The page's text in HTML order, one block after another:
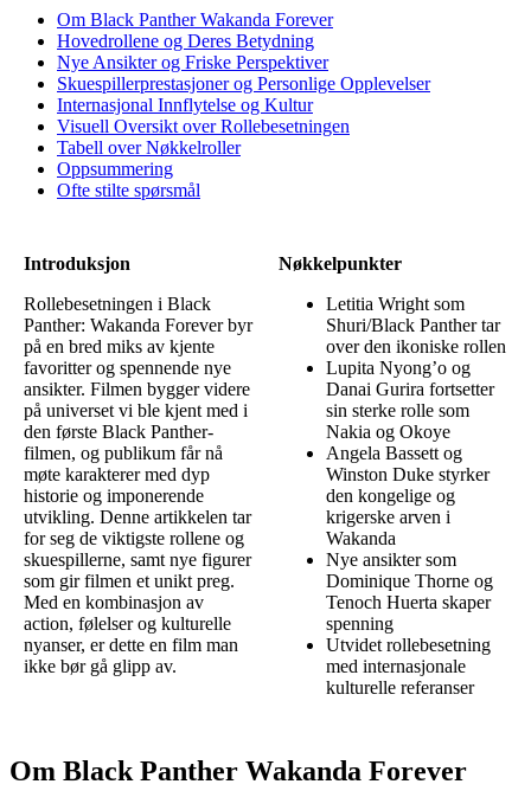
Om Black Panther Wakanda Forever
Hovedrollene og Deres Betydning
Nye Ansikter og Friske Perspektiver
Skuespillerprestasjoner og Personlige Opplevelser
Internasjonal Innflytelse og Kultur
Visuell Oversikt over Rollebesetningen
Tabell over Nøkkelroller
Oppsummering
Ofte stilte spørsmål
Introduksjon
Rollebesetningen i Black
Panther: Wakanda Forever byr
på en bred miks av kjente
favoritter og spennende nye
ansikter. Filmen bygger videre
på universet vi ble kjent med i
den første Black Panther-
filmen, og publikum får nå
møte karakterer med dyp
historie og imponerende
utvikling. Denne artikkelen tar
for seg de viktigste rollene og
skuespillerne, samt nye figurer
som gir filmen et unikt preg.
Med en kombinasjon av
action, følelser og kulturelle
nyanser, er dette en film man
ikke bør gå glipp av.
Nøkkelpunkter
Letitia Wright som
Shuri/Black Panther tar
over den ikoniske rollen
Lupita Nyong’o og
Danai Gurira fortsetter
sin sterke rolle som
Nakia og Okoye
Angela Bassett og
Winston Duke styrker
den kongelige og
krigerske arven i
Wakanda
Nye ansikter som
Dominique Thorne og
Tenoch Huerta skaper
spenning
Utvidet rollebesetning
med internasjonale
kulturelle referanser
Om Black Panther Wakanda Forever